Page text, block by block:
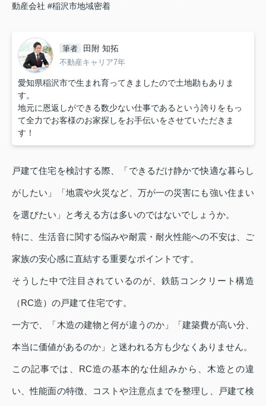
動産会社 #稲沢市地域密着
筆者 田附 知拓
不動産キャリア7年
愛知県稲沢市で生まれ育ってきましたので土地勘もありま
す。
地元に恩返しができる数少ない仕事であるという誇りをもっ
て全力でお客様のお家探しをお手伝いをさせていただきま
す！
戸建て住宅を検討する際、「できるだけ静かで快適な暮らし
がしたい」「地震や火災など、万が一の災害にも強い住まい
を選びたい」と考える方は多いのではないでしょうか。
特に、生活音に関する悩みや耐震・耐火性能への不安は、ご
家族の安心感に直結する重要なポイントです。
そうした中で注目されているのが、鉄筋コンクリート構造
（RC造）の戸建て住宅です。
一方で、「木造の建物と何が違うのか」「建築費が高い分、
本当に価値があるのか」と迷われる方も少なくありません。
この記事では、RC造の基本的な仕組みから、木造との違
い、性能面の特徴、コストや注意点までを整理し、戸建て検